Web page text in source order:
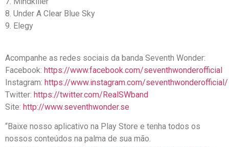
8. Under A Clear Blue Sky
9. Elegy
Acompanhe as redes sociais da banda Seventh Wonder:
Facebook: https://www.facebook.com/seventhwonderofficial
Instagram: https://www.instagram.com/seventhwonderofficial/
Twitter: https://twitter.com/RealSWband
Site: http://www.seventhwonder.se
“Baixe nosso aplicativo na Play Store e tenha todos os
nossos conteúdos na palma de sua mão.